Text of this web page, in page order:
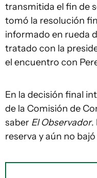
transmitida el fin de
tomó la resolución
informado en rueda
tratado con la
el encuentro con
En la decisión final
de la Comisión de
saber El Observador.
reserva y aún no